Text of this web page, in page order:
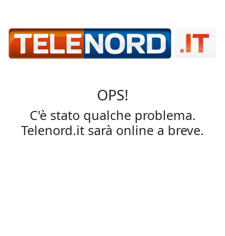
OPS!
C'è stato qualche problema.
Telenord.it sarà online a breve.